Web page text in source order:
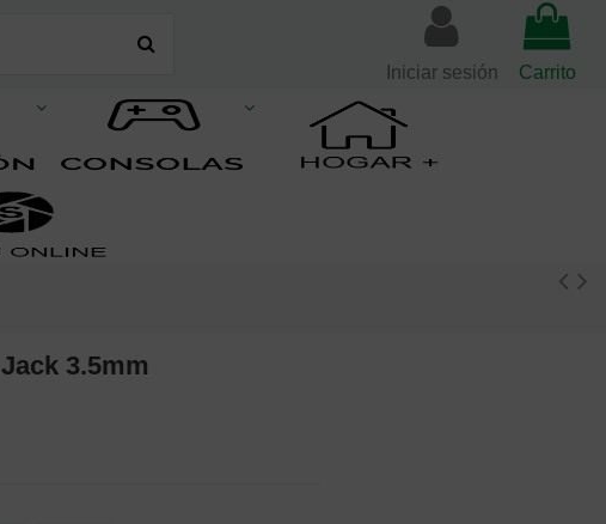
Iniciar sesión Carrito
3.5mm